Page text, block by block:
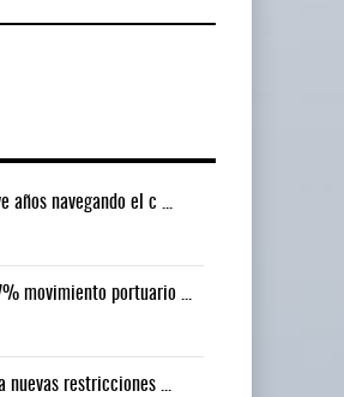
años navegando el c ...
movimiento portuario ...
nuevas restricciones ...